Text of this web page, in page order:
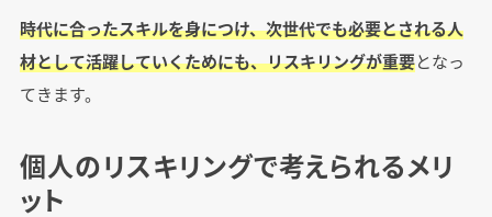
時代に合ったスキルを身につけ、次世代でも必要とされる人
材として活躍していくためにも、リスキリングが重要となっ
てきます。
個人のリスキリングで考えられるメリ
ット